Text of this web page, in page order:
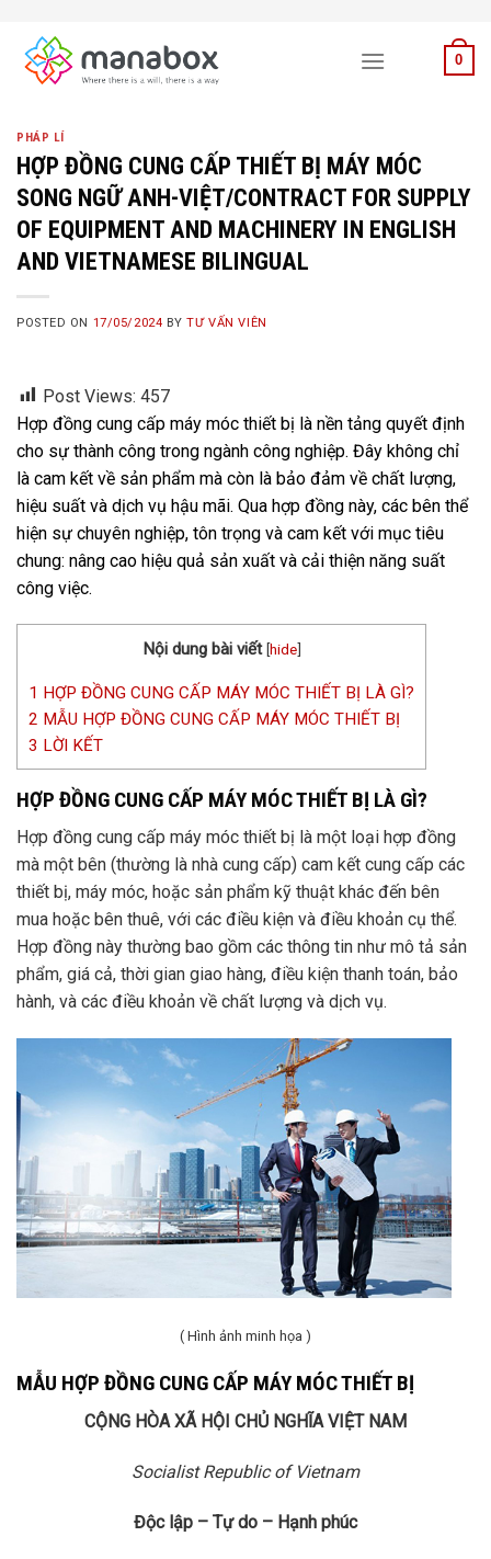
content
0
PHÁP LÍ
HỢP ĐỒNG CUNG CẤP THIẾT BỊ MÁY MÓC
SONG NGỮ ANH-VIỆT/CONTRACT FOR SUPPLY
OF EQUIPMENT AND MACHINERY IN ENGLISH
AND VIETNAMESE BILINGUAL
POSTED ON 17/05/2024 BYTƯ VẤN VIÊN
Post Views: 457
Hợp đồng cung cấp máy móc thiết bị là nền tảng quyết định
cho sự thành công trong ngành công nghiệp. Đây không chỉ
là cam kết về sản phẩm mà còn là bảo đảm về chất lượng,
hiệu suất và dịch vụ hậu mãi. Qua hợp đồng này, các bên thể
hiện sự chuyên nghiệp, tôn trọng và cam kết với mục tiêu
chung: nâng cao hiệu quả sản xuất và cải thiện năng suất
công việc.
Nội dung bài viết [hide]
1 HỢP ĐỒNG CUNG CẤP MÁY MÓC THIẾT BỊ LÀ GÌ?
2 MẪU HỢP ĐỒNG CUNG CẤP MÁY MÓC THIẾT BỊ
3 LỜI KẾT
HỢP ĐỒNG CUNG CẤP MÁY MÓC THIẾT BỊ LÀ GÌ?
Hợp đồng cung cấp máy móc thiết bị là một loại hợp đồng
mà một bên (thường là nhà cung cấp) cam kết cung cấp các
thiết bị, máy móc, hoặc sản phẩm kỹ thuật khác đến bên
mua hoặc bên thuê, với các điều kiện và điều khoản cụ thể.
Hợp đồng này thường bao gồm các thông tin như mô tả sản
phẩm, giá cả, thời gian giao hàng, điều kiện thanh toán, bảo
hành, và các điều khoản về chất lượng và dịch vụ.
( Hình ảnh minh họa )
MẪU HỢP ĐỒNG CUNG CẤP MÁY MÓC THIẾT BỊ
CỘNG HÒA XÃ HỘI CHỦ NGHĨA VIỆT NAM
Socialist Republic of Vietnam
Độc lập – Tự do – Hạnh phúc